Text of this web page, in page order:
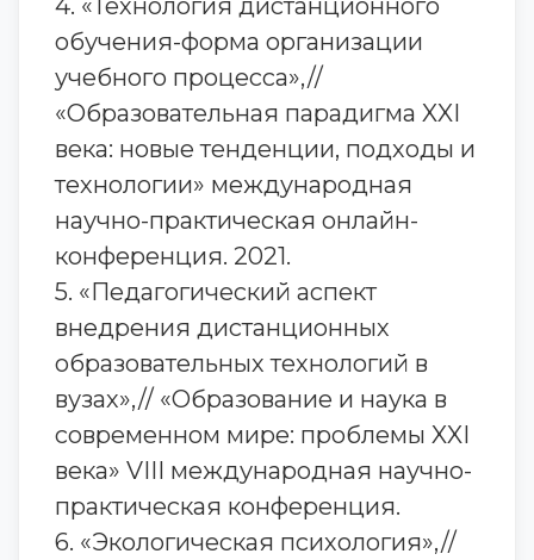
4. «Технология дистанционного
обучения-форма организации
учебного процесса»,//
«Образовательная парадигма XXI
века: новые тенденции, подходы и
технологии» международная
научно-практическая онлайн-
конференция. 2021.
5. «Педагогический аспект
внедрения дистанционных
образовательных технологий в
вузах»,// «Образование и наука в
современном мире: проблемы XXI
века» VIII международная научно-
практическая конференция.
6. «Экологическая психология»,//